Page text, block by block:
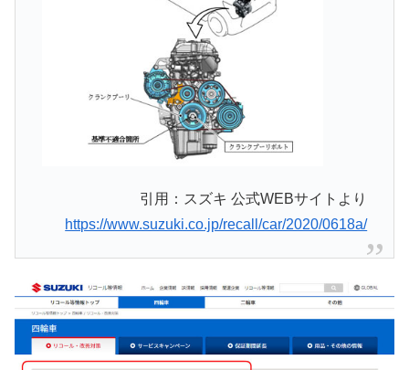
引用：スズキ 公式WEBサイトより
https://www.suzuki.co.jp/recall/car/2020/0618a/